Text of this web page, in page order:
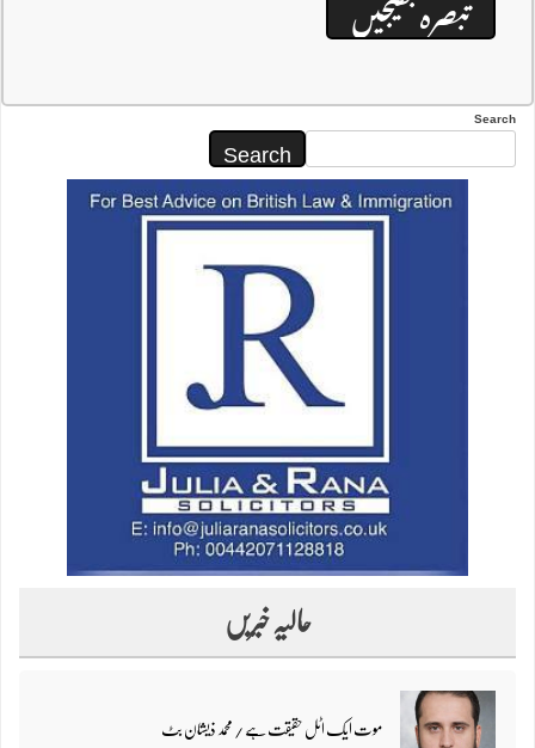
Search
Search
حالیہ خبریں
موت ایک اٹل حقیقت ہے / محمد ذیشان بٹ